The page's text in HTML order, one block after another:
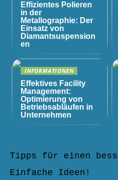
Effizientes Polieren
in der
Metallographie: Der
Einsatz von
Diamantsuspension
en
INFORMATIONEN
Effektives Facility
Management:
Optimierung von
Betriebsabläufen in
Unternehmen
Tipps für einen
Einfache Ideen!